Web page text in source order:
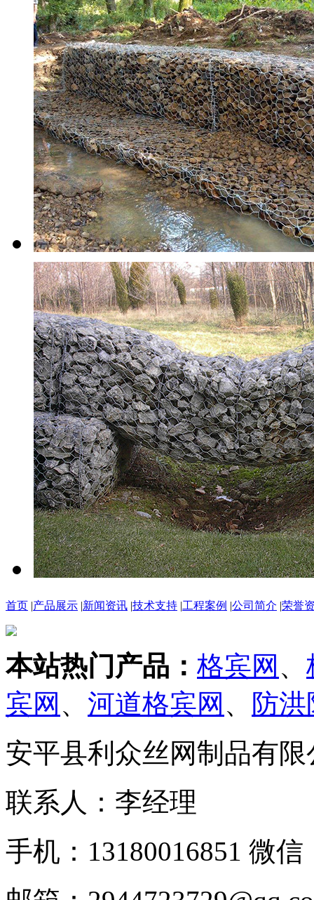
首页 |产品展示 |新闻资讯 |技术支持 |工程案例 |公司简介 |荣誉
本站热门产品： 格宾网 、
宾网 、 河道格宾网 、
防
安平县利众丝网制品有限
联系人：李经理
手机：13180016851 微信